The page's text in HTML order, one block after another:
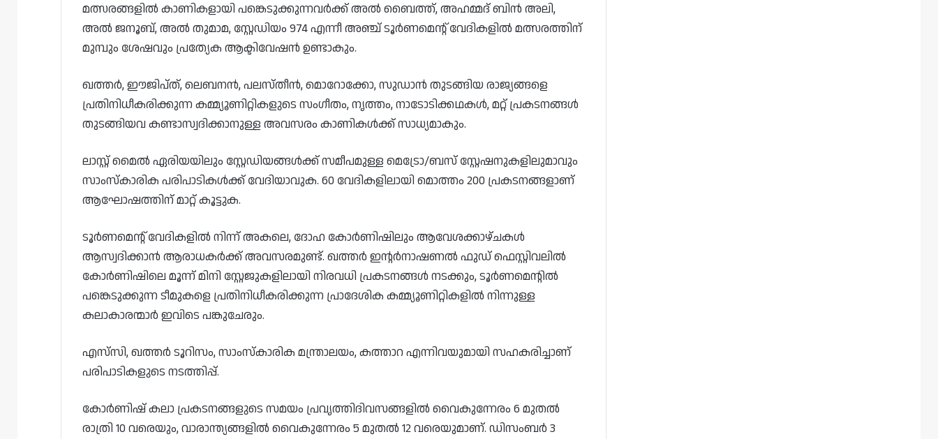
മത്സരങ്ങളിൽ കാണികളായി പങ്കെടുക്കുന്നവർക്ക് അൽ ബൈത്ത്, അഹമ്മദ് ബിൻ അലി,
അൽ ജനൂബ്, അൽ തുമാമ, സ്റ്റേഡിയം 974 എന്നീ അഞ്ച് ടൂർണമെന്റ് വേദികളിൽ മത്സരത്തിന്
മുമ്പും ശേഷവും പ്രത്യേക ആക്ടിവേഷൻ ഉണ്ടാകും.
ഖത്തർ, ഈജിപ്ത്, ലെബനൻ, പലസ്തീൻ, മൊറോക്കോ, സുഡാൻ തുടങ്ങിയ രാജ്യങ്ങളെ
പ്രതിനിധീകരിക്കുന്ന കമ്മ്യൂണിറ്റികളുടെ സംഗീതം, നൃത്തം, നാടോടിക്കഥകൾ, മറ്റ് പ്രകടനങ്ങൾ
തുടങ്ങിയവ കണ്ടാസ്വദിക്കാനുള്ള അവസരം കാണികൾക്ക് സാധ്യമാകും.
ലാസ്റ്റ് മൈൽ ഏരിയയിലും സ്റ്റേഡിയങ്ങൾക്ക് സമീപമുള്ള മെട്രോ/ബസ് സ്റ്റേഷനുകളിലുമാവും
സാംസ്കാരിക പരിപാടികൾക്ക് വേദിയാവുക. 60 വേദികളിലായി മൊത്തം 200 പ്രകടനങ്ങളാണ്
ആഘോഷത്തിന് മാറ്റ് കൂട്ടുക.
ടൂർണമെന്റ് വേദികളിൽ നിന്ന് അകലെ, ദോഹ കോർണിഷിലും ആവേശക്കാഴ്ചകൾ
ആസ്വദിക്കാൻ ആരാധകർക്ക് അവസരമുണ്ട്. ഖത്തർ ഇന്റർനാഷണൽ ഫുഡ് ഫെസ്റ്റിവലിൽ
കോർണിഷിലെ മൂന്ന് മിനി സ്റ്റേജുകളിലായി നിരവധി പ്രകടനങ്ങൾ നടക്കും, ടൂർണമെന്റിൽ
പങ്കെടുക്കുന്ന ടീമുകളെ പ്രതിനിധീകരിക്കുന്ന പ്രാദേശിക കമ്മ്യൂണിറ്റികളിൽ നിന്നുള്ള
കലാകാരന്മാർ ഇവിടെ പങ്കുചേരും.
എസ്‌സി, ഖത്തർ ടൂറിസം, സാംസ്കാരിക മന്ത്രാലയം, കത്താറ എന്നിവയുമായി സഹകരിച്ചാണ്
പരിപാടികളുടെ നടത്തിപ്പ്.
കോർണിഷ് കലാ പ്രകടനങ്ങളുടെ സമയം പ്രവൃത്തിദിവസങ്ങളിൽ വൈകുന്നേരം 6 മുതൽ
രാത്രി 10 വരെയും, വാരാന്ത്യങ്ങളിൽ വൈകുന്നേരം 5 മുതൽ 12 വരെയുമാണ്. ഡിസംബർ 3